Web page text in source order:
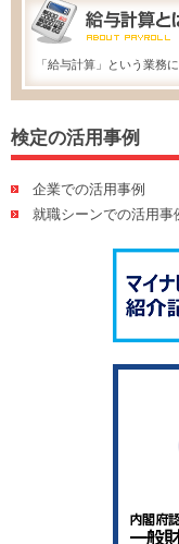
「給与計算」という業務
検定の活用事例
企業での活用事例
就職シーンでの活用事